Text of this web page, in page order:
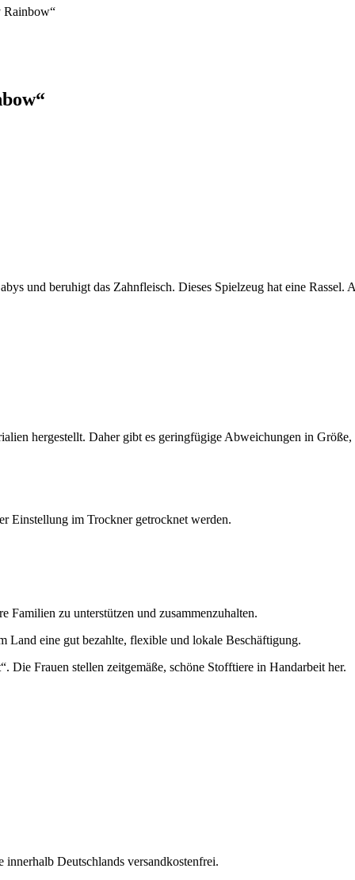
Rainbow“
und beruhigt das Zahnfleisch. Dieses Spielzeug hat eine Rassel.
hergestellt. Daher gibt es geringfügige Abweichungen in
Einstellung im Trockner getrocknet werden.
Familien zu unterstützen und zusammenzuhalten.
Land eine gut bezahlte, flexible und lokale Beschäftigung.
Die Frauen stellen zeitgemäße, schöne Stofftiere in Handarbeit her.
Deutschlands versandkostenfrei.